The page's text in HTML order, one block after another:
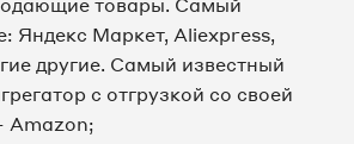
товары. Самый
Яндекс Маркет, Aliexpress,
другие. Самый известный
с отгрузкой со своей
Amazon;